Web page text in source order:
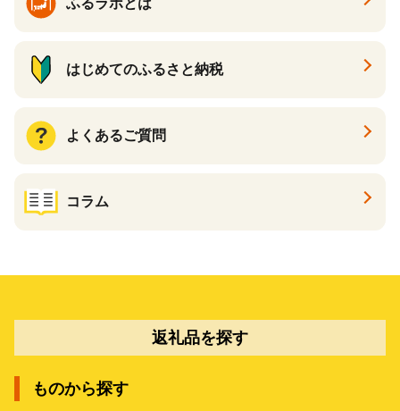
ふるラボとは
はじめてのふるさと納税
よくあるご質問
コラム
返礼品を探す
ものから探す